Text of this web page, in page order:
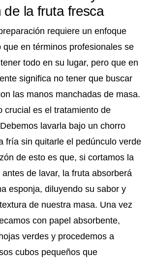
de la fruta fresca
requiere un enfoque
que en términos profesionales se
todo en su lugar, pero que en
significa no tener que buscar
las manos manchadas de masa.
crucial es el tratamiento de
lavarla bajo un chorro
fría sin quitarle el pedúnculo verde
de esto es que, si cortamos la
de lavar, la fruta absorberá
esponja, diluyendo su sabor y
de nuestra masa. Una vez
con papel absorbente,
verdes y procedemos a
cubos pequeños que